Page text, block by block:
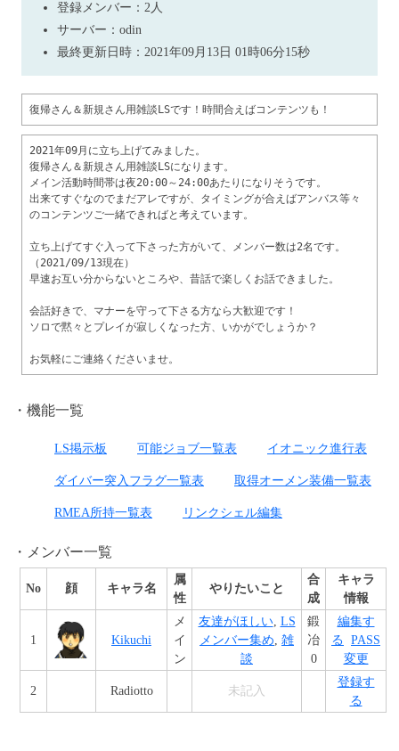
登録メンバー：2人
サーバー：odin
最終更新日時：2021年09月13日 01時06分15秒
復帰さん＆新規さん用雑談LSです！時間合えばコンテンツも！
2021年09月に立ち上げてみました。
復帰さん＆新規さん用雑談LSになります。
メイン活動時間帯は夜20:00～24:00あたりになりそうです。
出来てすぐなのでまだアレですが、タイミングが合えばアンバス等々
のコンテンツご一緒できればと考えています。
立ち上げてすぐ入って下さった方がいて、メンバー数は2名です。
（2021/09/13現在）
早速お互い分からないところや、昔話で楽しくお話できました。
会話好きで、マナーを守って下さる方なら大歓迎です！
ソロで黙々とプレイが寂しくなった方、いかがでしょうか？
機能一覧
LS掲示板 可能ジョブ一覧表 イオニック進行表
ダイバー突入フラグ一覧表 取得オーメン装備一覧表
RMEA所持一覧表 リンクシェル編集
メンバー一覧
No 顔 キャラ名
属
性
やりたいこと
合
成
キャラ
情報
1 Kikuchi
メ
イ
ン
友達がほしい, LS
メンバー集め, 雑
談
鍛
冶
0
編集す
る PASS
変更
2 Radiotto 未記入
登録す
る